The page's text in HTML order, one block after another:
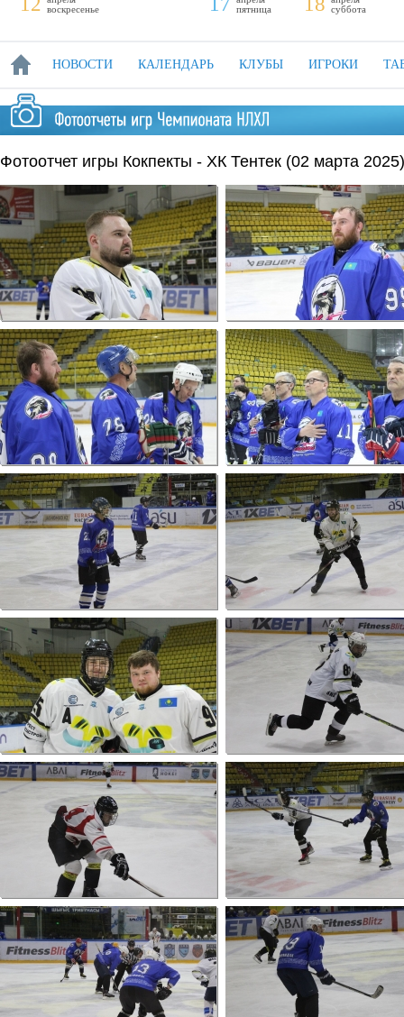
воскресенье
пятница
суббота
НОВОСТИ КАЛЕНДАРЬ КЛУБЫ ИГРОКИ
Фотоотчет игры Кокпекты - ХК Тентек (02 марта 2025)